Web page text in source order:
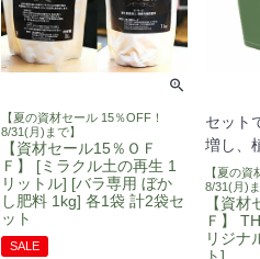
【夏の資材セール 15％OFF！
8/31(月)まで】
【資材セール15％ＯＦ
Ｆ】 [ミラクル土の再生 1
リットル] [バラ専用 ぼか
し肥料 1kg] 各1袋 計2袋セ
ット
SALE
セット
増し、
【夏の資
8/31(月)ま
【資材
Ｆ】
リジナ